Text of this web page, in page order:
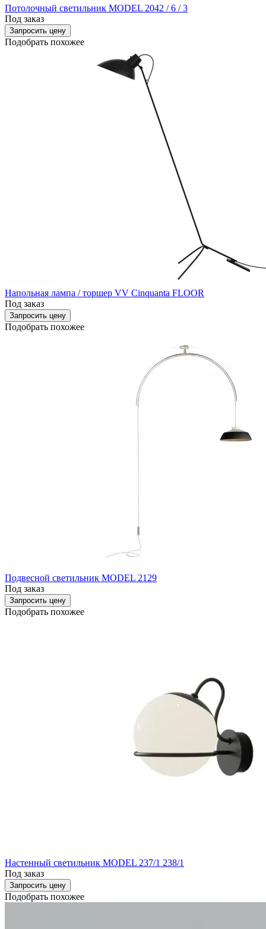
Потолочный светильник MODEL 2042 / 6 / 3
Под заказ
Запросить цену
Подобрать похожее
Напольная лампа / торшер VV Cinquanta FLOOR
Под заказ
Запросить цену
Подобрать похожее
Подвесной светильник MODEL 2129
Под заказ
Запросить цену
Подобрать похожее
Настенный светильник MODEL 237/1 238/1
Под заказ
Запросить цену
Подобрать похожее